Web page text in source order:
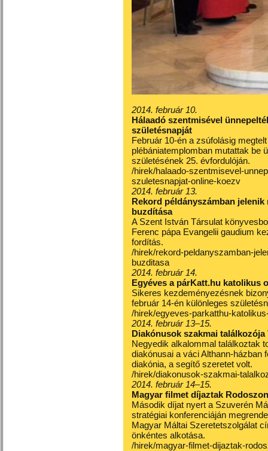
2014. február 10.
Hálaadó szentmisével
születésnapját
Február 10-én a zsúfolásig
plébániatemplomban mutattak be
születésének 25. évfordulóján.
/hirek/halaado-szentmisevel-
szuletesnapjat-online-koezv
2014. február 13.
Rekord példányszámban
buzdítása
A Szent István Társulat
Ferenc pápa Evangelii gaudium
fordítás.
/hirek/rekord-peldanyszamban-
buzditasa
2014. február 14.
Egyéves a párKatt.hu katolikus
Sikeres kezdeményezésnek
február 14-én különleges
/hirek/egyeves-parkatthu-
2014. február 13–15.
Diakónusok szakmai találkozója
Negyedik alkalommal találkoztak
diakónusai a váci Althann-házban
diakónia, a segítő szeretet volt.
/hirek/diakonusok-szakmai-
2014. február 14–15.
Magyar filmet díjaztak
Második díjat nyert a Szuverén
stratégiai konferenciáján
Magyar Máltai Szeretetszolgálat
önkéntes alkotása.
/hirek/magyar-filmet-dijaztak-